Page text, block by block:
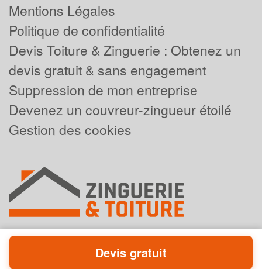
Mentions Légales
Politique de confidentialité
Devis Toiture & Zinguerie : Obtenez un
devis gratuit & sans engagement
Suppression de mon entreprise
Devenez un couvreur-zingueur étoilé
Gestion des cookies
Powered byPlus que pro
Devis gratuit